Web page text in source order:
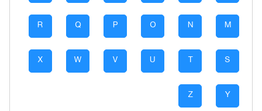
M
N
O
P
Q
R
S
T
U
V
W
X
Y
Z